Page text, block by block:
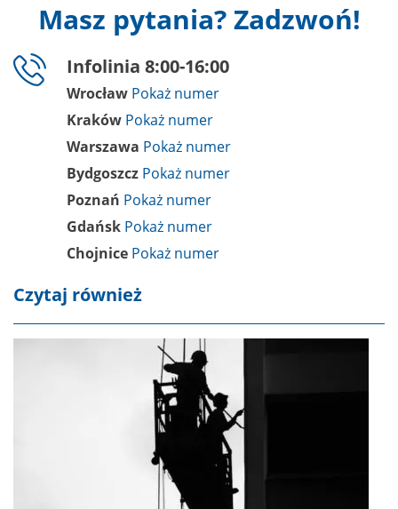
Masz pytania? Zadzwoń!
Infolinia 8:00-16:00
Wrocław
Kraków
Warszawa
Bydgoszcz
Poznań
Gdańsk
Chojnice
Czytaj również